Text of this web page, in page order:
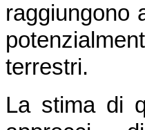
raggiungono
terrestri.
La stima di